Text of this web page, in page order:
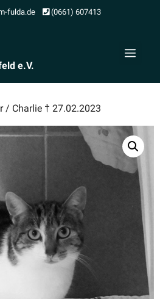
fulda.de (0661) 607413
e.V.
/ Charlie † 27.02.2023